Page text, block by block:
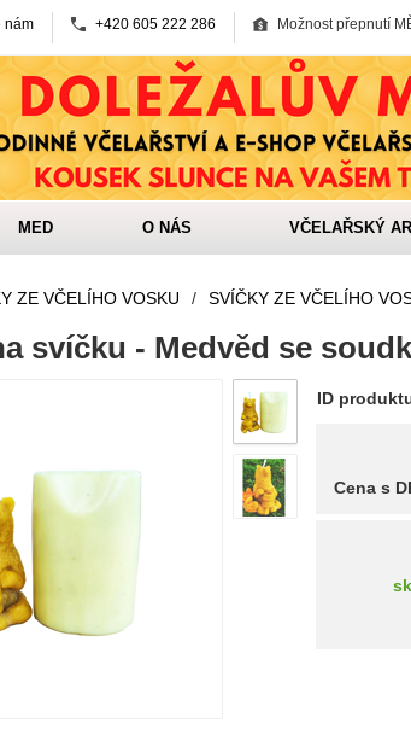
nám +420 605 222 286 Možnost přepnutí
MED O NÁS VČELAŘSKÝ
ZE VČELÍHO VOSKU / SVÍČKY ZE VČELÍHO
svíčku - Medvěd se
ID
Cena s